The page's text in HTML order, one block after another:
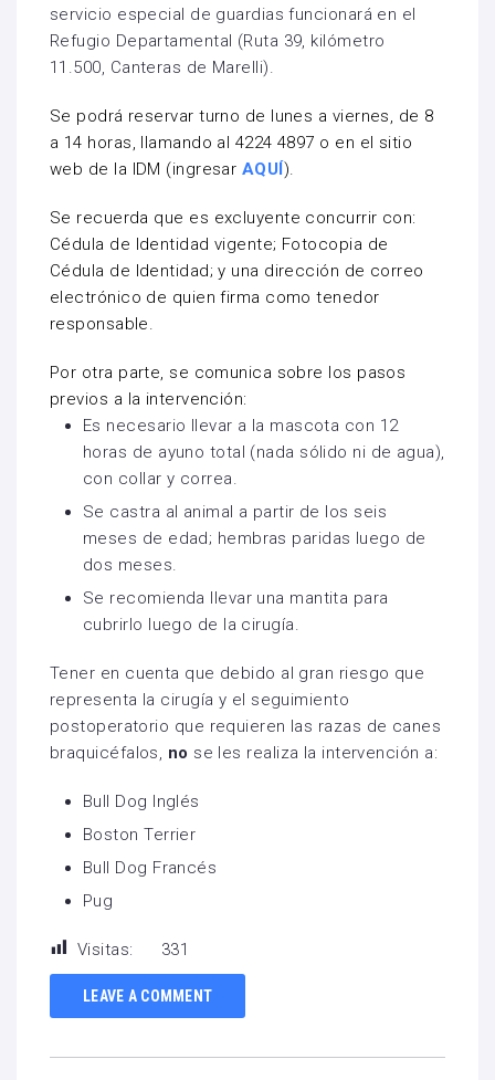
servicio especial de guardias funcionará en el
Refugio Departamental (Ruta 39, kilómetro
11.500, Canteras de Marelli).
Se podrá reservar turno de lunes a viernes, de 8
a 14 horas, llamando al 4224 4897 o en el sitio
web de la IDM (ingresar AQUÍ).
Se recuerda que es excluyente concurrir con:
Cédula de Identidad vigente; Fotocopia de
Cédula de Identidad; y una dirección de correo
electrónico de quien firma como tenedor
responsable.
Por otra parte, se comunica sobre los pasos
previos a la intervención:
Es necesario llevar a la mascota con 12
horas de ayuno total (nada sólido ni de agua),
con collar y correa.
Se castra al animal a partir de los seis
meses de edad; hembras paridas luego de
dos meses.
Se recomienda llevar una mantita para
cubrirlo luego de la cirugía.
Tener en cuenta que debido al gran riesgo que
representa la cirugía y el seguimiento
postoperatorio que requieren las razas de canes
braquicéfalos, no se les realiza la intervención a:
Bull Dog Inglés
Boston Terrier
Bull Dog Francés
Pug
Visitas: 331
LEAVE A COMMENT